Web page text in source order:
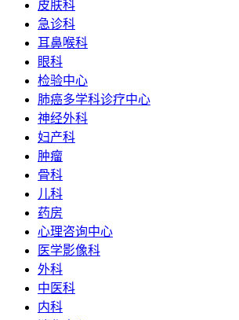
皮肤科
急诊科
耳鼻喉科
眼科
检验中心
肺癌多学科诊疗中心
神经外科
妇产科
肿瘤
骨科
儿科
药房
心理咨询中心
医学影像科
外科
中医科
内科